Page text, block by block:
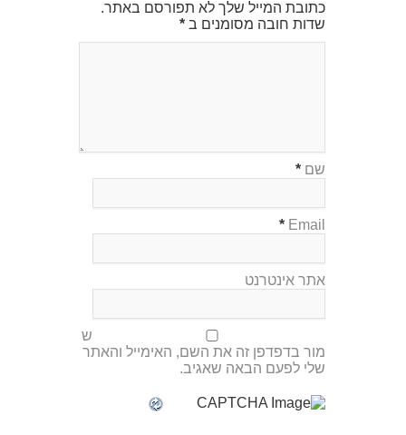
כתובת המייל שלך לא תפורסם באתר.
שדות חובה מסומנים ב *
שם *
Email
*
אתר אינטרנט
ש
מור בדפדפן זה את השם, האימייל והאתר
שלי לפעם הבאה שאגיב.